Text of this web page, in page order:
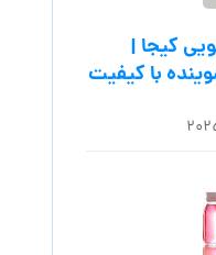
کیجا |
با کیفیت